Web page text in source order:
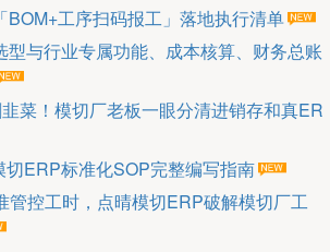
BOM+工序扫码报工」落地执行清单
型与行业专属功能、成本核算、财务总账
韭菜！模切厂老板一眼分清进销存和真ER
ERP标准化SOP完整编写指南
管控工时，点晴模切ERP破解模切厂工